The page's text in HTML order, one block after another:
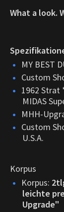
What a look.
MY BEST
Custom
1962 Strat
MIDAS
MHH-
Custom
U.S.A.
Korpus
Korpus:
leichte
Upgrade"